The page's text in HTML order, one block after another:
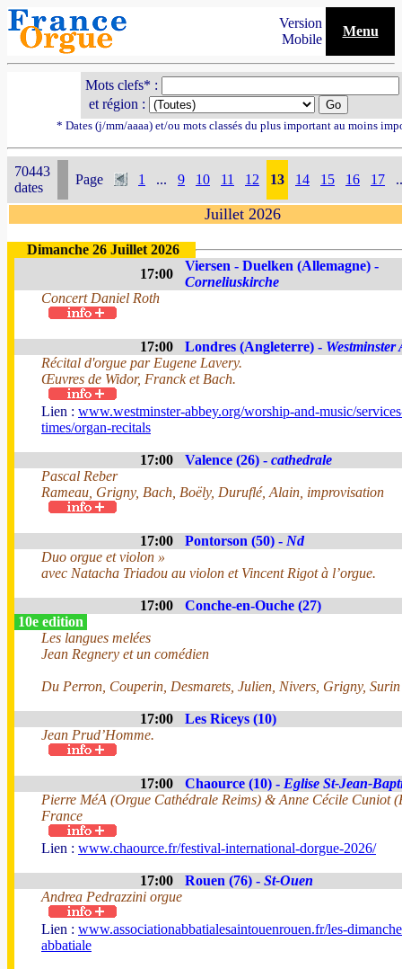
Version
Mobile
Menu
Mots clefs* :
et région :
* Dates (j/mm/aaaa) et/ou mots classés du plus important au moins
70443
dates
Page 1 ... 9 10 11 12 13 14 15 16 17
Juillet 2026
Dimanche 26 Juillet 2026
17:00
Viersen - Duelken (Allemagne) -
Corneliuskirche
Concert Daniel Roth
17:00 Londres (Angleterre) - Westminster
Récital d'orgue par Eugene Lavery.
Œuvres de Widor, Franck et Bach.
Lien : www.westminster-abbey.org/worship-and-music/
times/organ-recitals
17:00 Valence (26) - cathedrale
Pascal Reber
Rameau, Grigny, Bach, Boëly, Duruflé, Alain, improvisation
17:00 Pontorson (50) - Nd
Duo orgue et violon »
avec Natacha Triadou au violon et Vincent Rigot à l’orgue.
17:00
Conche-en-Ouche (27)
10e edition
Les langues melées
Jean Regnery et un comédien
Du Perron, Couperin, Desmarets, Julien, Nivers, Grigny, Surin
17:00
Les Riceys (10)
Jean Prud’Homme.
17:00 Chaource (10) - Eglise St-Jean-
Pierre MéA (Orgue Cathédrale Reims) & Anne Cécile Cuniot
France
Lien : www.chaource.fr/festival-international-dorgue-2026/
17:00 Rouen (76) - St-Ouen
Andrea Pedrazzini orgue
Lien : www.associationabbatialesaintouenrouen.fr/les-
abbatiale